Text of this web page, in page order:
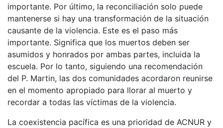
importante. Por último, la reconciliación solo puede
mantenerse si hay una transformación de la situación
causante de la violencia. Este es el paso más
importante. Significa que los muertos deben ser
asumidos y honrados por ambas partes, incluida la
escuela. Por lo tanto, siguiendo una recomendación
del P. Martin, las dos comunidades acordaron reunirse
en el momento apropiado para llorar al muerto y
recordar a todas las víctimas de la violencia.
La coexistencia pacífica es una prioridad de ACNUR y